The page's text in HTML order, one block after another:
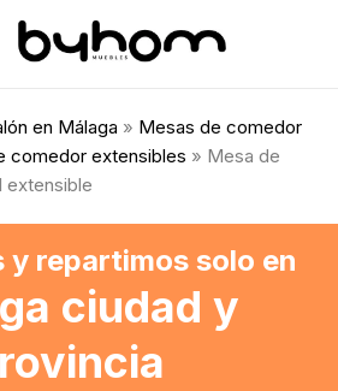
en Málaga » Mesas de comedor
comedor extensibles » Mesa de
extensible
y repartimos solo en
ciudad y